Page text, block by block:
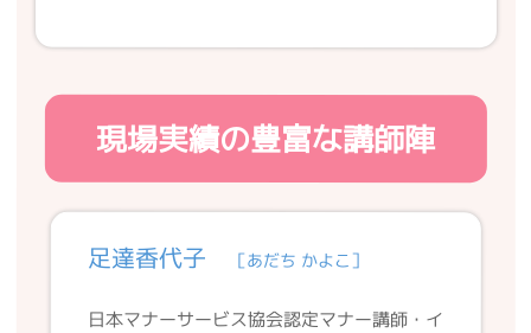
現場実績の豊富な講師陣
足達香代子 ［あだち かよこ］
日本マナーサービス協会認定マナー講師・イ